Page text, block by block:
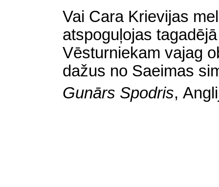
Vai Cara Krievijas
atspoguļojas
Vēsturniekam vajag
dažus no Saeimas
Gunārs Spodris,